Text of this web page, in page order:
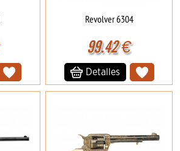
Revolver 6304
99.42€
Detalles